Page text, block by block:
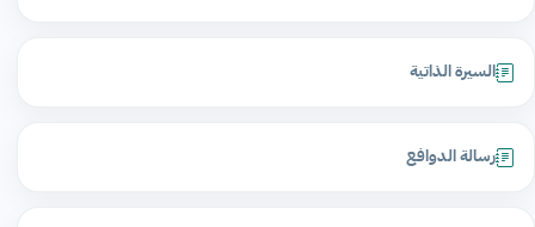
السيرة الذاتية
رسالة الدوافع